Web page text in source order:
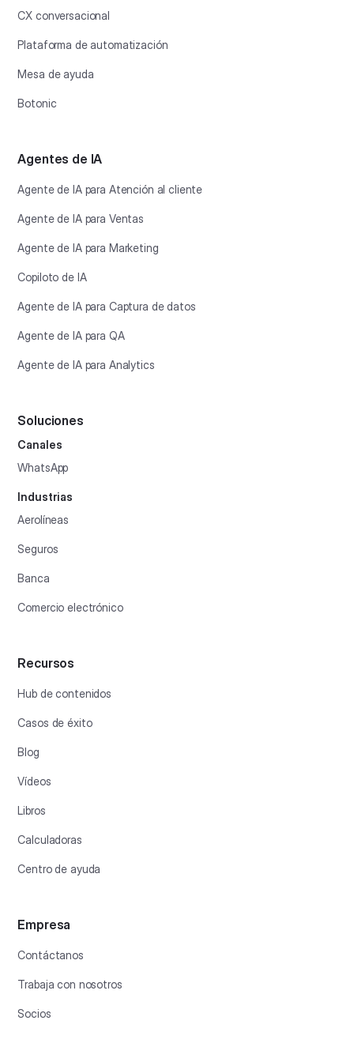
CX conversacional
Plataforma de automatización
Mesa de ayuda
Botonic
Agentes de IA
Agente de IA para Atención al cliente
Agente de IA para Ventas
Agente de IA para Marketing
Copiloto de IA
Agente de IA para Captura de datos
Agente de IA para QA
Agente de IA para Analytics
Soluciones
Canales
WhatsApp
Industrias
Aerolíneas
Seguros
Banca
Comercio electrónico
Recursos
Hub de contenidos
Casos de éxito
Blog
Vídeos
Libros
Calculadoras
Centro de ayuda
Empresa
Contáctanos
Trabaja con nosotros
Socios